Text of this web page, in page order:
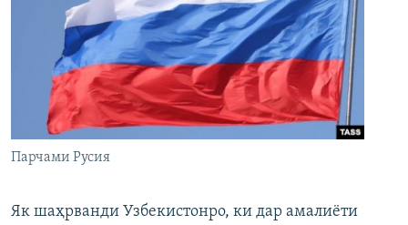
Парчами Русия
Як шаҳрванди Узбекистонро, ки дар амалиёти